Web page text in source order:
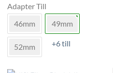
kan
väljas
på
produktsidan
Adapter Till
46mm
49mm
52mm +6 till